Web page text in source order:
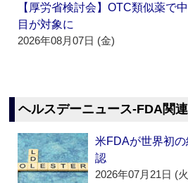
【厚労省検討会】OTC類似薬で
目が対象に
2026年08月07日 (金)
ヘルスデーニュース‐FDA関連
米FDAが世界初
認
2026年07月21日 (